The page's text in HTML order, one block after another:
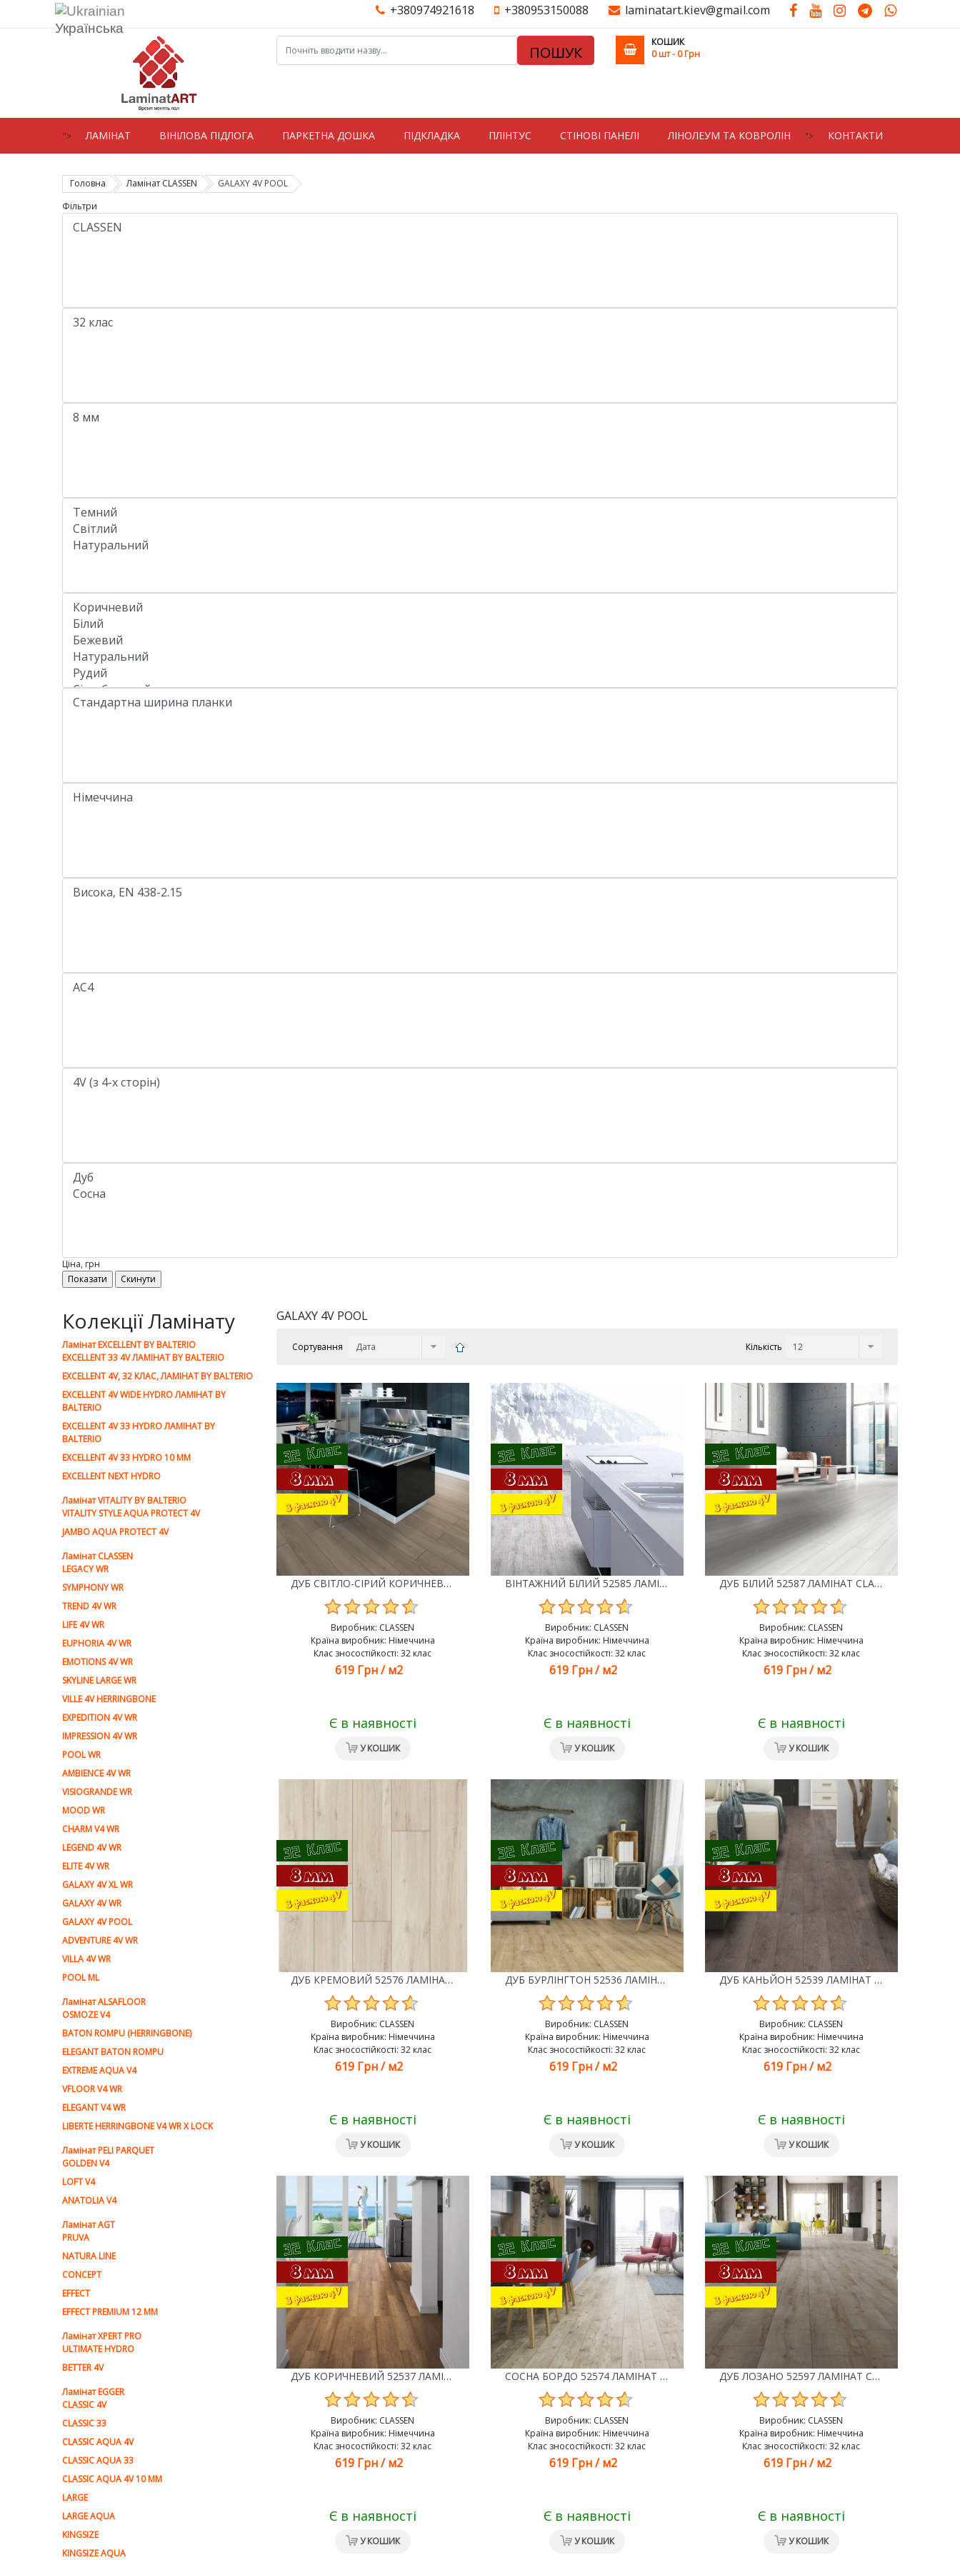
Українська
+380974921618 +380953150088 laminatart.kiev@gmail.com
ПОШУК
КОШИК
0шт- 0 Грн
"> ЛАМIНАТ ВIНIЛОВА ПІДЛОГА ПАРКЕТНА ДОШКА ПІДКЛАДКА ПЛІНТУС СТIНОВI ПАНЕЛI ЛIНОЛЕУМ ТА КОВРОЛIН "> КОНТАКТИ
Головна Ламiнат CLASSEN
GALAXY 4V POOL
Фільтри
Ціна, грн
Колекції Ламінату
Ламiнат EXCELLENT BY BALTERIO
EXCELLENT 33 4V ЛАМІНАТ BY BALTERIO
EXCELLENT 4V, 32 КЛАС, ЛАМІНАТ BY BALTERIO
EXCELLENT 4V WIDE HYDRO ЛАМІНАТ BY
BALTERIO
EXCELLENT 4V 33 HYDRO ЛАМІНАТ BY
BALTERIO
EXCELLENT 4V 33 HYDRO 10 ММ
EXCELLENT NEXT HYDRO
Ламiнат VITALITY BY BALTERIO
VITALITY STYLE AQUA PROTECT 4V
JAMBO AQUA PROTECT 4V
Ламiнат CLASSEN
LEGACY WR
SYMPHONY WR
TREND 4V WR
LIFE 4V WR
EUPHORIA 4V WR
EMOTIONS 4V WR
SKYLINE LARGE WR
VILLE 4V HERRINGBONE
EXPEDITION 4V WR
IMPRESSION 4V WR
POOL WR
AMBIENCE 4V WR
VISIOGRANDE WR
MOOD WR
CHARM V4 WR
LEGEND 4V WR
ELITE 4V WR
GALAXY 4V XL WR
GALAXY 4V WR
GALAXY 4V POOL
ADVENTURE 4V WR
VILLA 4V WR
POOL ML
Ламiнат ALSAFLOOR
OSMOZE V4
BATON ROMPU (HERRINGBONE)
ELEGANT BATON ROMPU
EXTREME AQUA V4
VFLOOR V4 WR
ELEGANT V4 WR
LIBERTE HERRINGBONE V4 WR X LOCK
Ламiнат PELI PARQUET
GOLDEN V4
LOFT V4
ANATOLIA V4
Ламiнат AGT
PRUVA
NATURA LINE
CONCEPT
EFFECT
EFFECT PREMIUM 12 MM
Ламінат XPERT PRO
ULTIMATE HYDRO
BETTER 4V
Ламiнат EGGER
CLASSIC 4V
CLASSIC 33
CLASSIC AQUA 4V
CLASSIC AQUA 33
CLASSIC AQUA 4V 10 MM
LARGE
LARGE AQUA
KINGSIZE
KINGSIZE AQUA
GALAXY 4V POOL
Сортування Кількість
ДУБ СВІТЛО-СІРИЙ КОРИЧНЕВИЙ 52538 ЛАМІНАТ CLASSEN GALAXY POOL 4V
Виробник: CLASSEN
Країна виробник: Німеччина
Клас зносостійкості: 32 клас
619 Грн /м2
Є в наявності
У КОШИК
ВІНТАЖНИЙ БІЛИЙ 52585 ЛАМІНАТ CLASSEN GALAXY POOL 4V
Виробник: CLASSEN
Країна виробник: Німеччина
Клас зносостійкості: 32 клас
619 Грн /м2
Є в наявності
У КОШИК
ДУБ БІЛИЙ 52587 ЛАМІНАТ CLASSEN GALAXY POOL 4V
Виробник: CLASSEN
Країна виробник: Німеччина
Клас зносостійкості: 32 клас
619 Грн /м2
Є в наявності
У КОШИК
ДУБ КРЕМОВИЙ 52576 ЛАМІНАТ CLASSEN Х GALAXY POOL 4V
Виробник: CLASSEN
Країна виробник: Німеччина
Клас зносостійкості: 32 клас
619 Грн /м2
Є в наявності
У КОШИК
ДУБ БУРЛІНГТОН 52536 ЛАМІНАТ CLASSEN Х GALAXY POOL 4V
Виробник: CLASSEN
Країна виробник: Німеччина
Клас зносостійкості: 32 клас
619 Грн /м2
Є в наявності
У КОШИК
ДУБ КАНЬЙОН 52539 ЛАМІНАТ CLASSEN Х GALAXY POOL 4V
Виробник: CLASSEN
Країна виробник: Німеччина
Клас зносостійкості: 32 клас
619 Грн /м2
Є в наявності
У КОШИК
ДУБ КОРИЧНЕВИЙ 52537 ЛАМІНАТ CLASSEN NEUTRAL
Виробник: CLASSEN
Країна виробник: Німеччина
Клас зносостійкості: 32 клас
619 Грн /м2
Є в наявності
У КОШИК
СОСНА БОРДО 52574 ЛАМІНАТ CLASSEN GALAXY 4V POOL
Виробник: CLASSEN
Країна виробник: Німеччина
Клас зносостійкості: 32 клас
619 Грн /м2
Є в наявності
У КОШИК
ДУБ ЛОЗАНО 52597 ЛАМІНАТ CLASSEN GALAXY 4V POOL
Виробник: CLASSEN
Країна виробник: Німеччина
Клас зносостійкості: 32 клас
619 Грн /м2
Є в наявності
У КОШИК